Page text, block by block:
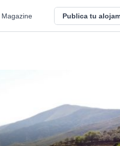
Magazine Publica tu